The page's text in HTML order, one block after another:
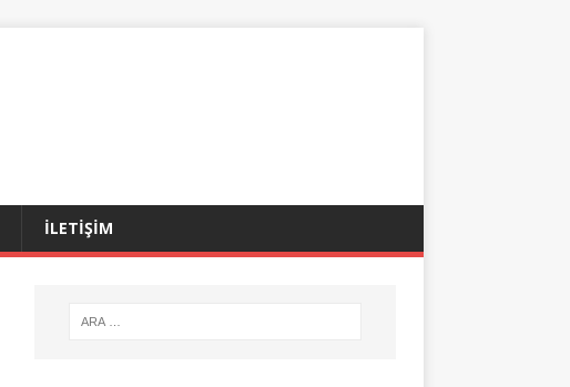
İLETİŞİM